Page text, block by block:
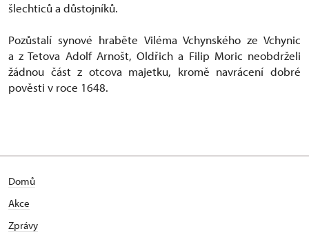
šlechticů a důstojníků.
Pozůstalí synové hraběte Viléma Vchynského ze Vchynic
a z Tetova Adolf Arnošt, Oldřich a Filip Moric neobdrželi
žádnou část z otcova majetku, kromě navrácení dobré
pověsti v roce 1648.
Domů
Akce
Zprávy